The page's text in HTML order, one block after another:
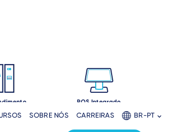
SOBRE NÓS CARREIRAS BR-PT
POS Integrado